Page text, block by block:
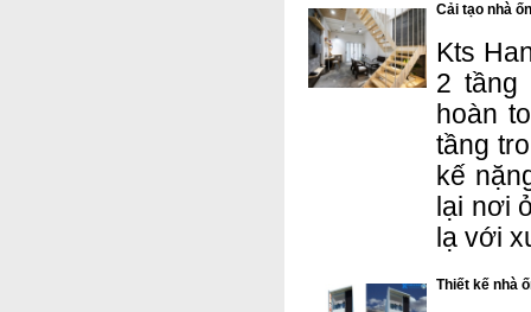
Cải tạo nhà
Kts
2 tầng
hoàn
tầng
kế
lại nơi
lạ với
Thiết kế nhà